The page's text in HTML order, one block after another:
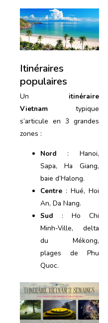
Itinéraires
populaires
Un itinéraire
Vietnam typique
s’articule en 3 grandes
zones :
Nord : Hanoi,
Sapa, Ha Giang,
baie d’Halong.
Centre : Hué, Hoi
An, Da Nang.
Sud : Ho Chi
Minh-Ville, delta
du Mékong,
plages de Phu
Quoc.